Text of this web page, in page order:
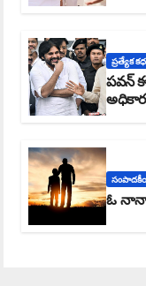
ప్రత్యేక
పవన్
ఓ